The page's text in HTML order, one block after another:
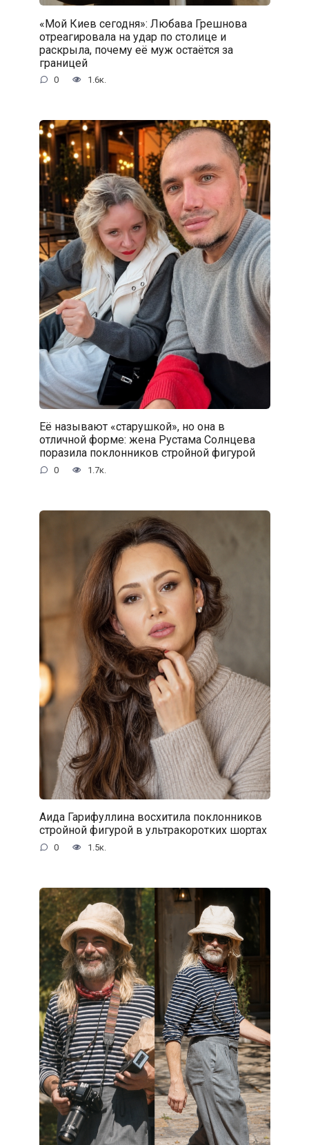
«Мой Киев сегодня»: Любава Грешнова
отреагировала на удар по столице и
раскрыла, почему её муж остаётся за
границей
0 1.6к.
Её называют «старушкой», но она в
отличной форме: жена Рустама Солнцева
поразила поклонников стройной фигурой
0 1.7к.
Аида Гарифуллина восхитила поклонников
стройной фигурой в ультракоротких шортах
0 1.5к.